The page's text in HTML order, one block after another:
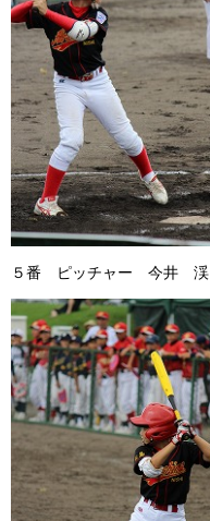
５番 ピッチャー 今井 渓